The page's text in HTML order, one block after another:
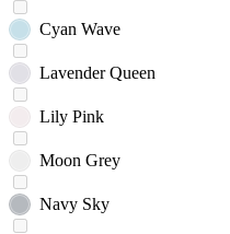
Cyan Wave
Lavender Queen
Lily Pink
Moon Grey
Navy Sky